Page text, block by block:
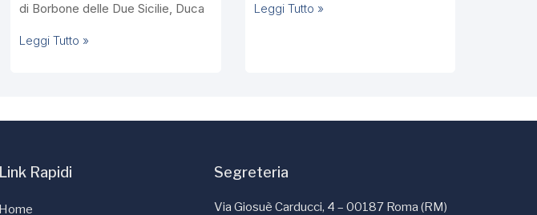
di Borbone delle Due Sicilie, Duca
Leggi Tutto »
Leggi Tutto »
Link Rapidi
Home
Segreteria
Via Giosuè Carducci, 4 – 00187 Roma (RM)